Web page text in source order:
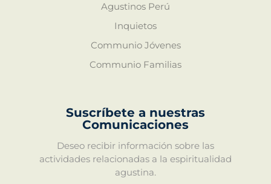
Agustinos Perú
Inquietos
Communio Jóvenes
Communio Familias
Suscríbete a nuestras
Comunicaciones
Deseo recibir información sobre las
actividades relacionadas a la espiritualidad
agustina.